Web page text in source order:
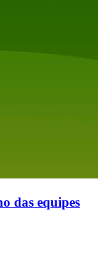
das equipes